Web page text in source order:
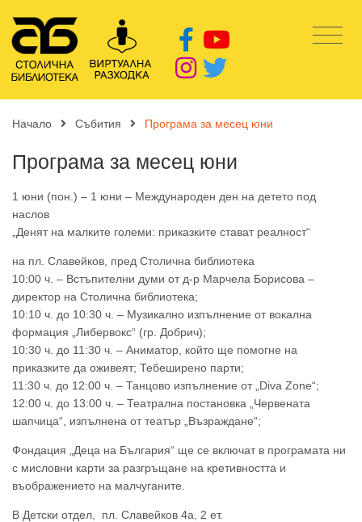
Начало Събития Програма за месец юни
Програма за месец юни
1 юни (пон.) – 1 юни – Международен ден на детето под
наслов
„Денят на малките големи: приказките стават реалност“
на пл. Славейков, пред Столична библиотека
10:00 ч. – Встъпителни думи от д-р Марчела Борисова –
директор на Столична библиотека;
10:10 ч. до 10:30 ч. – Музикално изпълнение от вокална
формация „Либервокс“ (гр. Добрич);
10:30 ч. до 11:30 ч. – Аниматор, който ще помогне на
приказките да оживеят; Тебеширено парти;
11:30 ч. до 12:00 ч. – Танцово изпълнение от „Diva Zone“;
12:00 ч. до 13:00 ч. – Театрална постановка „Червената
шапчица“, изпълнена от театър „Възраждане“;
Фондация „Деца на България“ ще се включат в програмата ни
с мисловни карти за разгръщане на кретивността и
въображението на малчуганите.
В Детски отдел, пл. Славейков 4а, 2 ет.